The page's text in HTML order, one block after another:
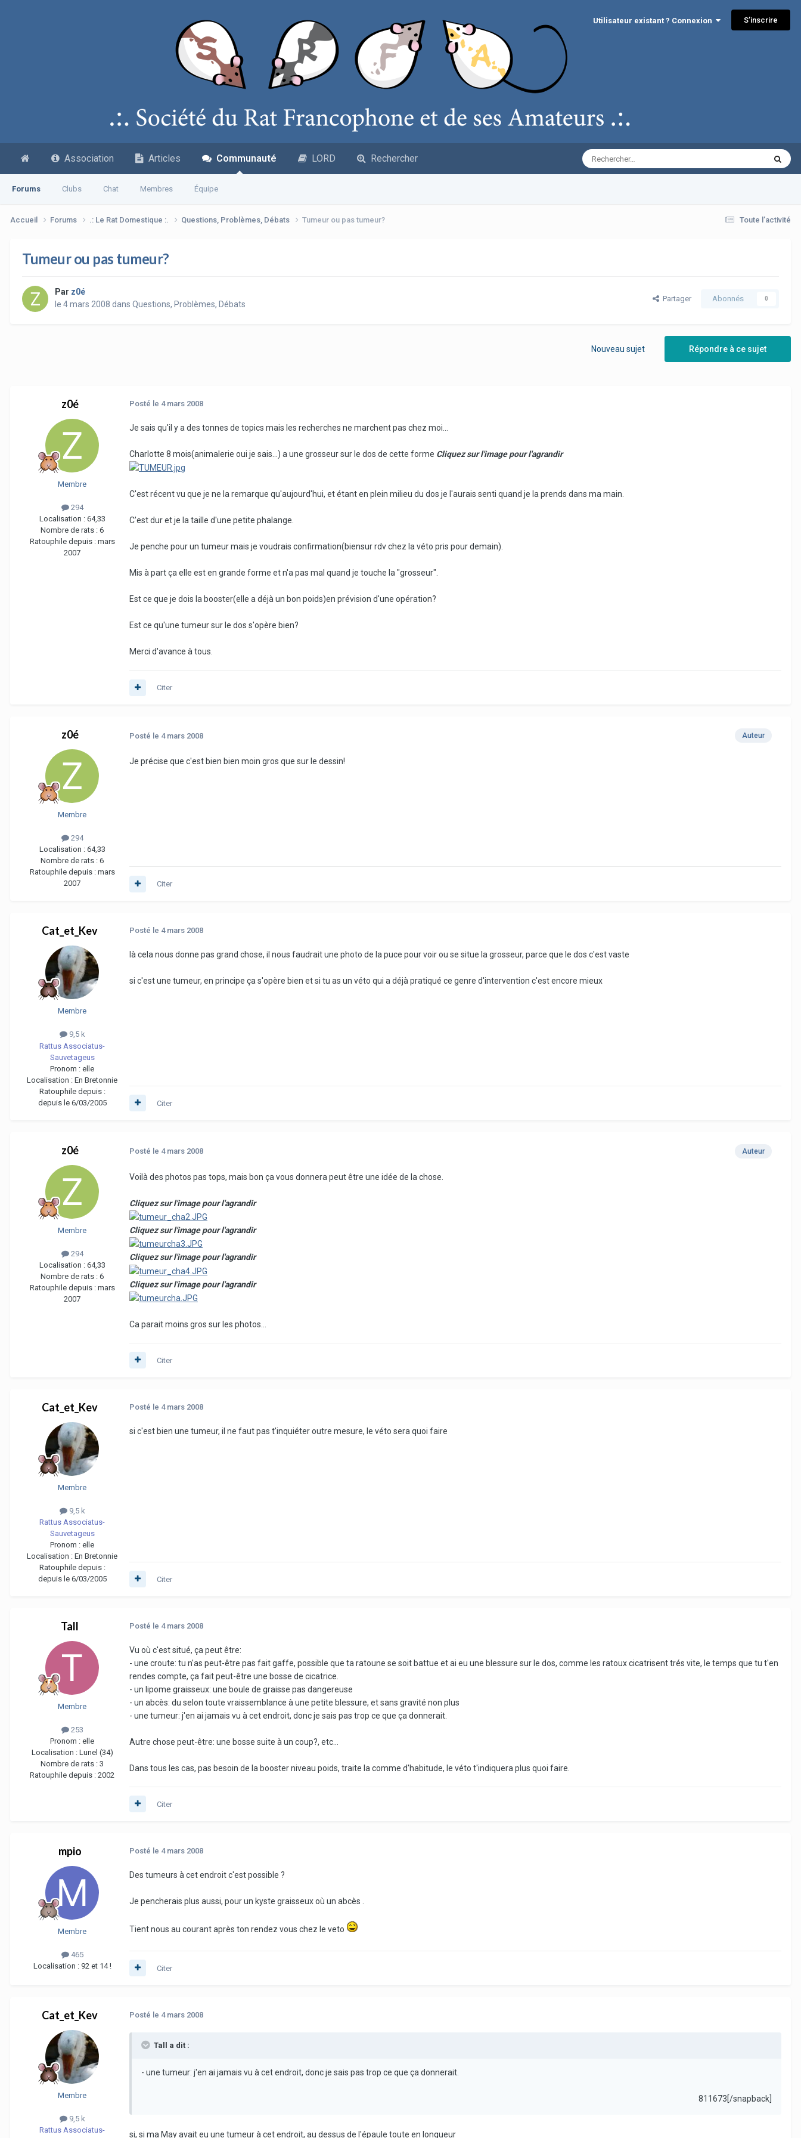
Utilisateur existant ? Connexion S’inscrire
Association Articles Communauté
Forums Clubs Chat Membres Équipe
LORD Rechercher
Toute l’activité
Accueil Forums .: Le Rat Domestique :. Questions, Problèmes, Débats Tumeur ou pas tumeur?
Tumeur ou pas tumeur?
Par z0é
le 4 mars 2008 dans Questions, Problèmes, Débats
Partager Abonnés 0
Répondre à ce sujet
Nouveau sujet
z0é
Membre
294
Localisation : 64,33
Nombre de rats : 6
Ratouphile depuis : mars
2007
Posté le 4 mars 2008
Je sais qu'il y a des tonnes de topics mais les recherches ne marchent pas chez moi...
Charlotte 8 mois(animalerie oui je sais...) a une grosseur sur le dos de cette forme Cliquez sur l'image pour l'agrandir
C'est récent vu que je ne la remarque qu'aujourd'hui, et étant en plein milieu du dos je l'aurais senti quand je la prends dans ma main.
C'est dur et je la taille d'une petite phalange.
Je penche pour un tumeur mais je voudrais confirmation(biensur rdv chez la véto pris pour demain).
Mis à part ça elle est en grande forme et n'a pas mal quand je touche la "grosseur".
Est ce que je dois la booster(elle a déjà un bon poids)en prévision d'une opération?
Est ce qu'une tumeur sur le dos s'opère bien?
Merci d'avance à tous.
Citer
z0é
Membre
294
Localisation : 64,33
Nombre de rats : 6
Ratouphile depuis : mars
2007
Auteur
Posté le 4 mars 2008
Je précise que c'est bien bien moin gros que sur le dessin!
Citer
Cat_et_Kev
Membre
9,5 k
Rattus Associatus-
Sauvetageus
Pronom : elle
Localisation : En Bretonnie
Ratouphile depuis :
depuis le 6/03/2005
Posté le 4 mars 2008
là cela nous donne pas grand chose, il nous faudrait une photo de la puce pour voir ou se situe la grosseur, parce que le dos c'est vaste
si c'est une tumeur, en principe ça s'opère bien et si tu as un véto qui a déjà pratiqué ce genre d'intervention c'est encore mieux
Citer
z0é
Membre
294
Localisation : 64,33
Nombre de rats : 6
Ratouphile depuis : mars
2007
Auteur
Posté le 4 mars 2008
Voilà des photos pas tops, mais bon ça vous donnera peut être une idée de la chose.
Cliquez sur l'image pour l'agrandir
Cliquez sur l'image pour l'agrandir
Cliquez sur l'image pour l'agrandir
Cliquez sur l'image pour l'agrandir
Ca parait moins gros sur les photos...
Citer
Cat_et_Kev
Membre
9,5 k
Rattus Associatus-
Sauvetageus
Pronom : elle
Localisation : En Bretonnie
Ratouphile depuis :
depuis le 6/03/2005
Posté le 4 mars 2008
si c'est bien une tumeur, il ne faut pas t'inquiéter outre mesure, le véto sera quoi faire
Citer
Tall
Membre
253
Pronom : elle
Localisation : Lunel (34)
Nombre de rats : 3
Ratouphile depuis : 2002
Posté le 4 mars 2008
Vu où c'est situé, ça peut être:
- une croute: tu n'as peut-être pas fait gaffe, possible que ta ratoune se soit battue et ai eu une blessure sur le dos, comme les ratoux cicatrisent trés vite, le temps que tu t'en
rendes compte, ça fait peut-être une bosse de cicatrice.
- un lipome graisseux: une boule de graisse pas dangereuse
- un abcès: du selon toute vraissemblance à une petite blessure, et sans gravité non plus
- une tumeur: j'en ai jamais vu à cet endroit, donc je sais pas trop ce que ça donnerait.
Autre chose peut-être: une bosse suite à un coup?, etc...
Dans tous les cas, pas besoin de la booster niveau poids, traite la comme d'habitude, le véto t'indiquera plus quoi faire.
Citer
mpio
Membre
465
Localisation : 92 et 14 !
Posté le 4 mars 2008
Des tumeurs à cet endroit c'est possible ?
Je pencherais plus aussi, pour un kyste graisseux où un abcès .
Tient nous au courant après ton rendez vous chez le veto
Citer
Cat_et_Kev
Membre
9,5 k
Rattus Associatus-
Posté le 4 mars 2008
Tall a dit :
- une tumeur: j'en ai jamais vu à cet endroit, donc je sais pas trop ce que ça donnerait.
811673[/snapback]
si, si ma May avait eu une tumeur à cet endroit, au dessus de l'épaule toute en longueur